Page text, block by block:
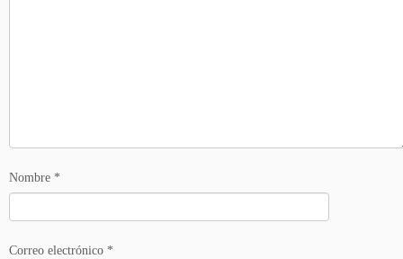
Nombre *
Correo electrónico *